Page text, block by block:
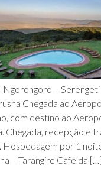
Ngorongoro – Serengeti
Chegada ao
com destino ao
Chegada, recepção e
Hospedagem por 1
– Tarangire Café da […]